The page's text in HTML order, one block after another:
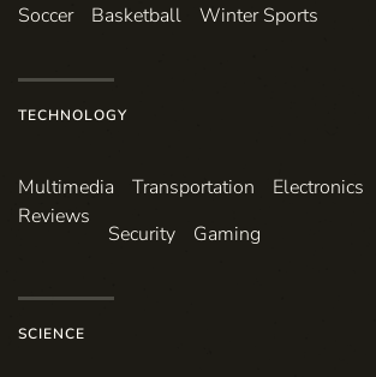
Soccer
Basketball Winter Sports
TECHNOLOGY
Multimedia Transportation Electronics
Reviews
Security Gaming
SCIENCE